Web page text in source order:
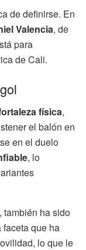
de definirse. En
Valencia, de
para
de Cali.
física,
el balón en
en el duelo
, lo
, también ha sido
faceta que ha
lo que le